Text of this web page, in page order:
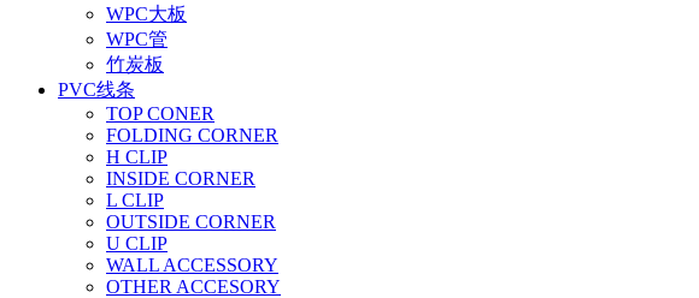
WPC大板
WPC管
竹炭板
PVC线条
TOP CONER
FOLDING CORNER
H CLIP
INSIDE CORNER
L CLIP
OUTSIDE CORNER
U CLIP
WALL ACCESSORY
OTHER ACCESORY